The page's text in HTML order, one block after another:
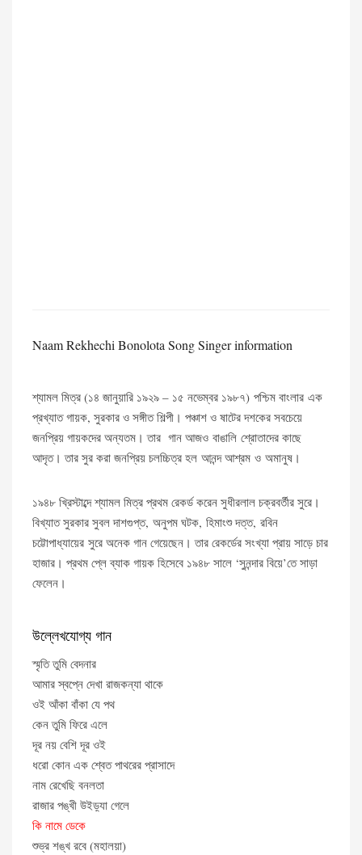
Naam Rekhechi Bonolota Song Singer information
শ্যামল মিত্র (১৪ জানুয়ারি ১৯২৯ – ১৫ নভেম্বর ১৯৮৭) পশ্চিম বাংলার এক
প্রখ্যাত গায়ক, সুরকার ও সঙ্গীত শিল্পী। পঞ্চাশ ও ষাটের দশকের সবচেয়ে
জনপ্রিয় গায়কদের অন্যতম। তার গান আজও বাঙালি শ্রোতাদের কাছে
আদৃত। তার সুর করা জনপ্রিয় চলচ্চিত্র হল আনন্দ আশ্রম ও অমানুষ।
১৯৪৮ খ্রিস্টাব্দে শ্যামল মিত্র প্রথম রেকর্ড করেন সুধীরলাল চক্রবর্তীর সুরে।
বিখ্যাত সুরকার সুবল দাশগুপ্ত, অনুপম ঘটক, হিমাংশু দত্ত, রবিন
চট্টোপাধ্যায়ের সুরে অনেক গান গেয়েছেন। তার রেকর্ডের সংখ্যা প্রায় সাড়ে চার
হাজার। প্রথম প্লে ব্যাক গায়ক হিসেবে ১৯৪৮ সালে ‘সুনন্দার বিয়ে’তে সাড়া
ফেলেন।
উল্লেখযোগ্য গান
স্মৃতি তুমি বেদনার
আমার স্বপ্নে দেখা রাজকন্যা থাকে
ওই আঁকা বাঁকা যে পথ
কেন তুমি ফিরে এলে
দূর নয় বেশি দূর ওই
ধরো কোন এক শ্বেত পাথরের প্রাসাদে
নাম রেখেছি বনলতা
রাজার পঙ্খী উইড়্যা গেলে
কি নামে ডেকে
শুভ্র শঙ্খ রবে (মহালয়া)